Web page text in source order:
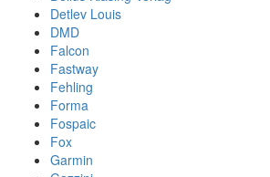
Detlev Louis
DMD
Falcon
Fastway
Fehling
Forma
Fospaic
Fox
Garmin